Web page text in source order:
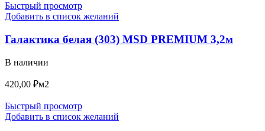
Быстрый просмотр
Добавить в список желаний
Галактика белая (303) MSD PREMIUM 3,2м
В наличии
420,00 ₽м2
Быстрый просмотр
Добавить в список желаний